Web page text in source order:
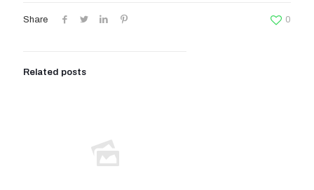
Share 0
Related posts